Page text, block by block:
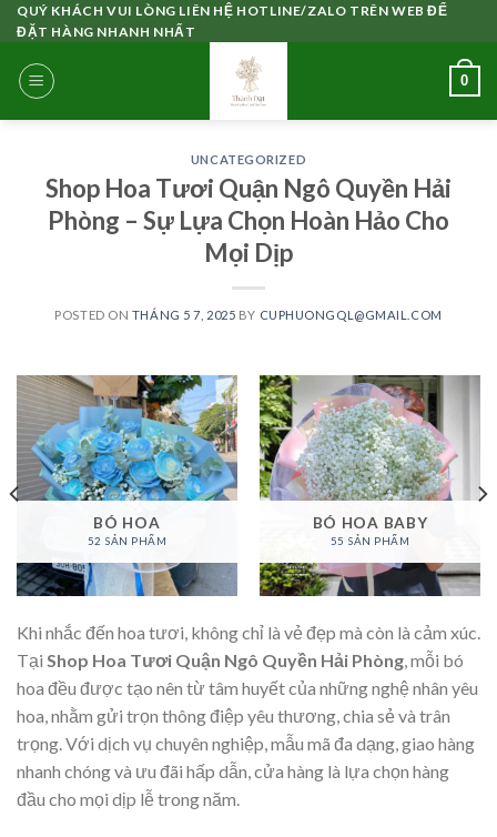
Skip
to
content
QUÝ KHÁCH VUI LÒNG LIÊN HỆ HOTLINE/ZALO TRÊN WEB ĐỂ
ĐẶT HÀNG NHANH NHẤT
0
UNCATEGORIZED
Shop Hoa Tươi Quận Ngô Quyền Hải
Phòng – Sự Lựa Chọn Hoàn Hảo Cho
Mọi Dịp
POSTED ON THÁNG 5 7, 2025 BY CUPHUONGQL@GMAIL.COM
BÓ HOA
52 SẢN PHẨM
BÓ HOA BABY
55 SẢN PHẨM
Khi nhắc đến hoa tươi, không chỉ là vẻ đẹp mà còn là cảm xúc.
Tại Shop Hoa Tươi Quận Ngô Quyền Hải Phòng , mỗi bó
hoa đều được tạo nên từ tâm huyết của những nghệ nhân yêu
hoa, nhằm gửi trọn thông điệp yêu thương, chia sẻ và trân
trọng. Với dịch vụ chuyên nghiệp, mẫu mã đa dạng, giao hàng
nhanh chóng và ưu đãi hấp dẫn, cửa hàng là lựa chọn hàng
đầu cho mọi dịp lễ trong năm.